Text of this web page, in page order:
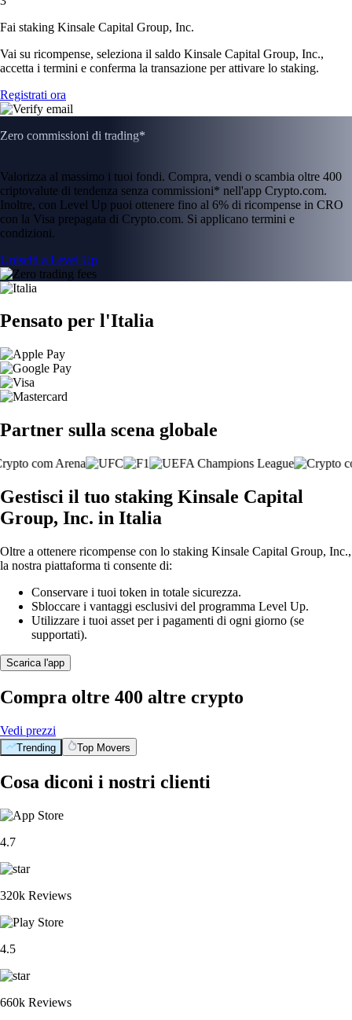
Fai staking Kinsale Capital Group, Inc.
Vai su ricompense, seleziona il saldo Kinsale Capital Group, Inc.,
accetta i termini e conferma la transazione per attivare lo staking.
Registrati ora
Zero commissioni di trading*
Valorizza al massimo i tuoi fondi. Compra, vendi o scambia oltre 400
criptovalute di tendenza senza commissioni* nell'app Crypto.com.
Inoltre, con Level Up puoi ottenere fino al 6% di ricompense in CRO
con la Visa prepagata di Crypto.com. Si applicano termini e
condizioni.
Unisciti a Level Up
Pensato per l'Italia
Partner sulla scena globale
Gestisci il tuo staking Kinsale Capital
Group, Inc. in Italia
Oltre a ottenere ricompense con lo staking Kinsale Capital Group, Inc.,
la nostra piattaforma ti consente di:
Conservare i tuoi token in totale sicurezza.
Sbloccare i vantaggi esclusivi del programma Level Up.
Utilizzare i tuoi asset per i pagamenti di ogni giorno (se
supportati).
Scarica l'app
Compra oltre 400 altre crypto
Vedi prezzi
Trending Top Movers
Cosa diconi i nostri clienti
4.7
320k Reviews
4.5
660k Reviews